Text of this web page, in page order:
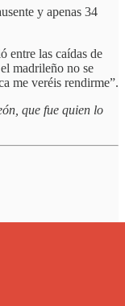
y apenas 34
entre las caídas de
madrileño no se
me veréis rendirme”.
que fue quien lo